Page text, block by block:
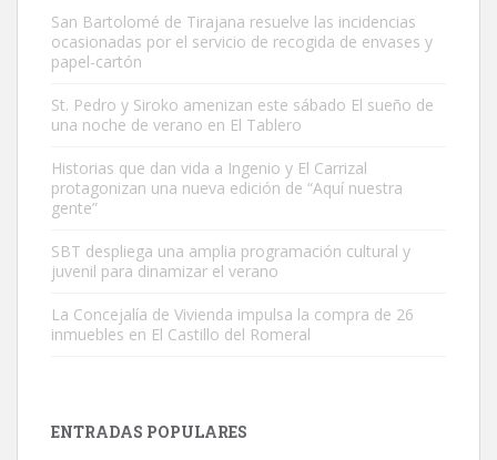
Este gato macho ha aparecido en la calle hace menos de un mes,
es muy manso y extremadamente cari...
Leales.org » Gran Canaria
San Bartolomé de Tirajana resuelve las incidencias
ocasionadas por el servicio de recogida de envases y
papel-cartón
St. Pedro y Siroko amenizan este sábado El sueño de
una noche de verano en El Tablero
Historias que dan vida a Ingenio y El Carrizal
protagonizan una nueva edición de “Aquí nuestra
gente”
SBT despliega una amplia programación cultural y
juvenil para dinamizar el verano
La Concejalía de Vivienda impulsa la compra de 26
inmuebles en El Castillo del Romeral
ENTRADAS POPULARES